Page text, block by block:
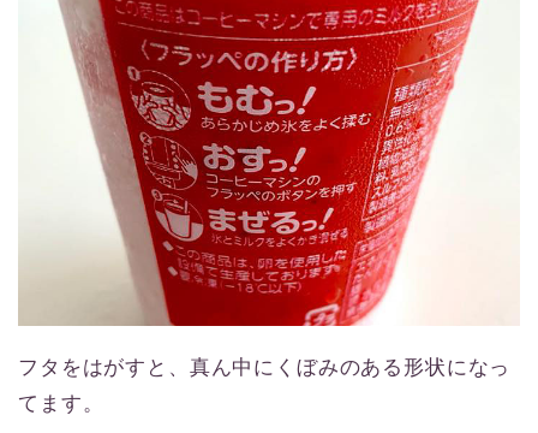
フタをはがすと、真ん中にくぼみのある形状になっ
てます。